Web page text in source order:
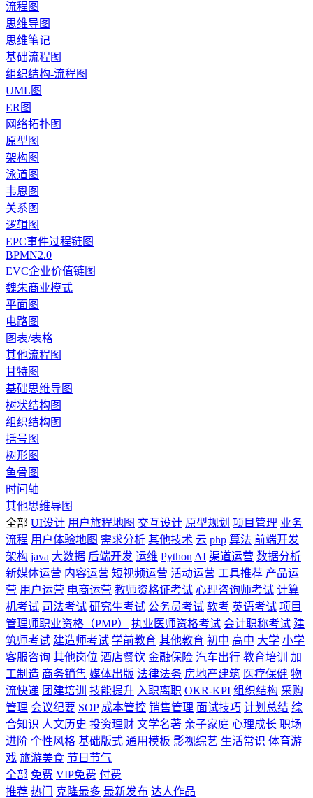
流程图
思维导图
思维笔记
基础流程图
组织结构-流程图
UML图
ER图
网络拓扑图
原型图
架构图
泳道图
韦恩图
关系图
逻辑图
EPC事件过程链图
BPMN2.0
EVC企业价值链图
魏朱商业模式
平面图
电路图
图表/表格
其他流程图
甘特图
基础思维导图
树状结构图
组织结构图
括号图
树形图
鱼骨图
时间轴
其他思维导图
全部 UI设计 用户旅程地图 交互设计 原型规划 项目管理 业务
流程 用户体验地图 需求分析 其他技术 云 php 算法 前端开发
架构 java 大数据 后端开发 运维 Python AI 渠道运营 数据分析
新媒体运营 内容运营 短视频运营 活动运营 工具推荐 产品运
营 用户运营 电商运营 教师资格证考试 心理咨询师考试 计算
机考试 司法考试 研究生考试 公务员考试 软考 英语考试 项目
管理师职业资格（PMP）
执业医师资格考试 会计职称考试 建
筑师考试 建造师考试 学前教育 其他教育 初中 高中 大学 小学
客服咨询 其他岗位 酒店餐饮 金融保险 汽车出行 教育培训
加
工制造 商务销售 媒体出版 法律法务 房地产建筑 医疗保健 物
流快递 团建培训 技能提升 入职离职 OKR-KPI 组织结构 采购
管理 会议纪要 SOP 成本管控 销售管理 面试技巧 计划总结 综
合知识 人文历史 投资理财 文学名著 亲子家庭 心理成长 职场
进阶 个性风格 基础版式 通用模板 影视综艺 生活常识 体育游
戏 旅游美食 节日节气
全部 免费 VIP免费 付费
推荐 热门 克隆最多 最新发布 达人作品